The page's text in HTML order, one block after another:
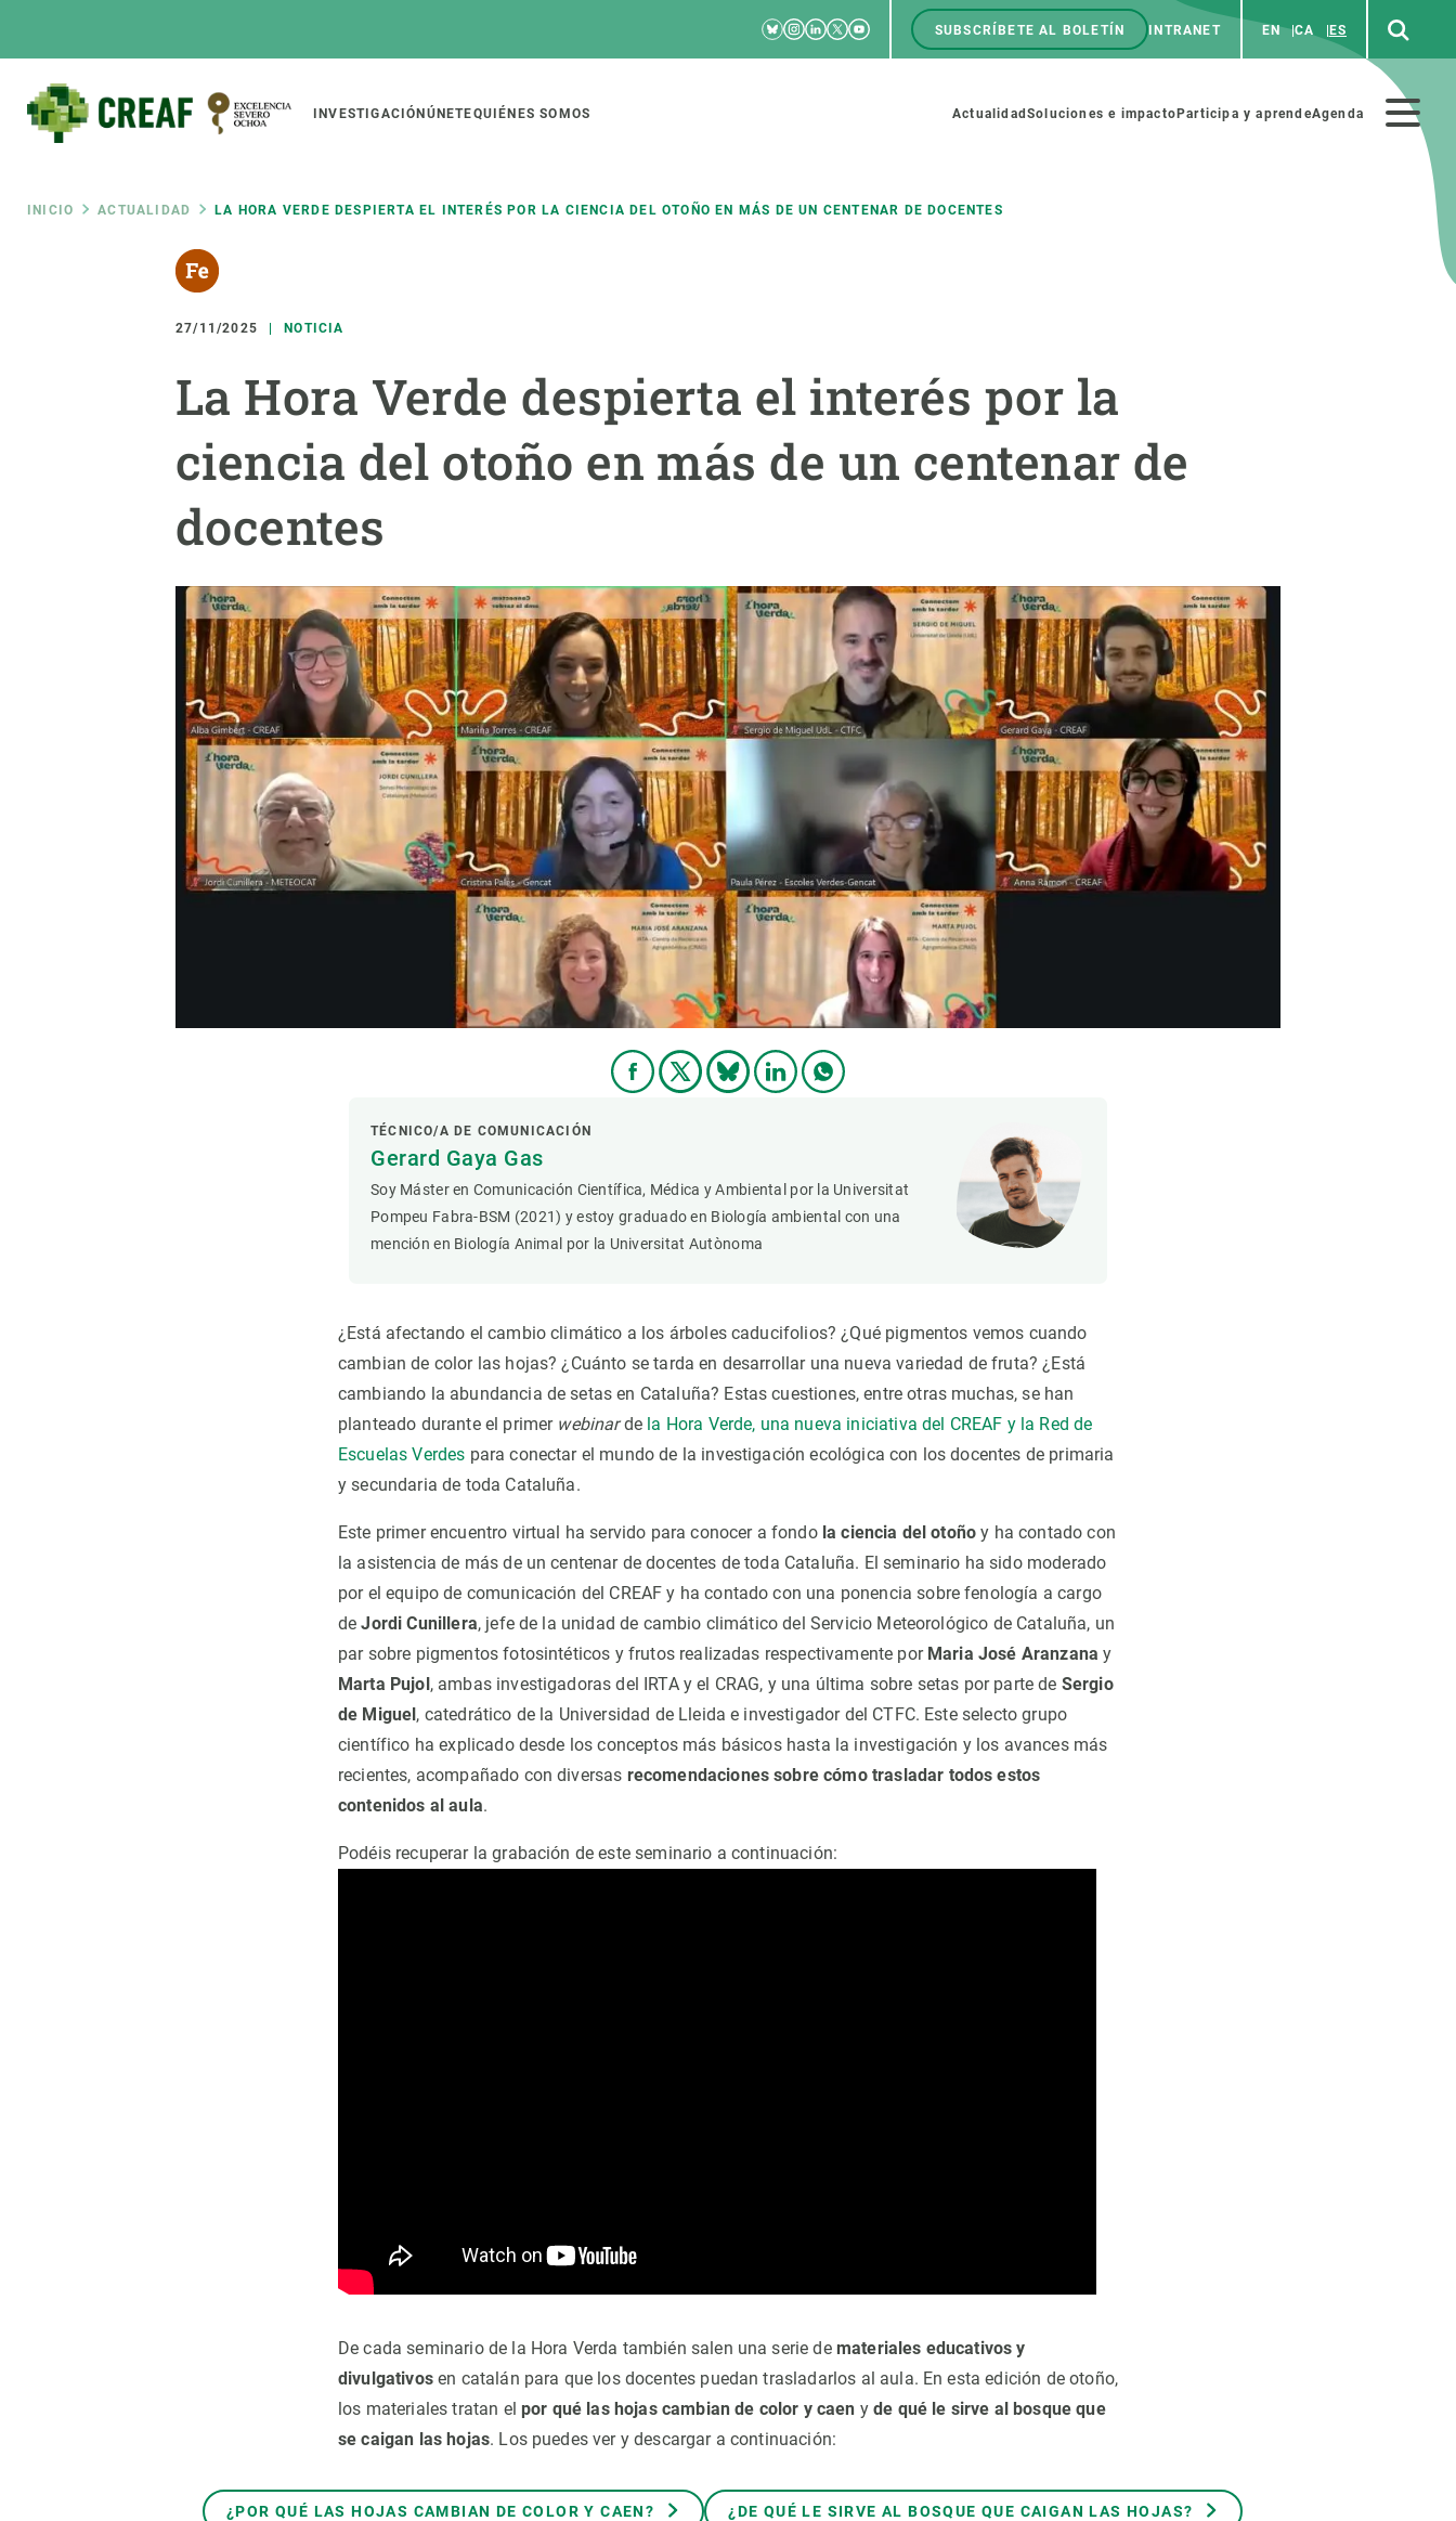
RRSS
Bluesky
Instagram
Linkedin
TwitterYoutube
Menú
top
SUBSCRÍBETE AL BOLETÍN INTRANET EN CA ES
Main
navigation
INVESTIGACIÓN ÚNETEQUIÉNES SOMOS
Menú
secundario
Actualidad Soluciones e impacto Participa y aprendeAgenda
Ruta
INICIO ACTUALIDAD LA HORA VERDE DESPIERTA EL INTERÉS POR LA CIENCIA DEL OTOÑO EN MÁS DE UN CENTENAR DE DOCENTES
27/11/2025 NOTICIA
La Hora Verde despierta el interés por la
ciencia del otoño en más de un centenar de
docentes
TÉCNICO/A DE COMUNICACIÓN
Gerard Gaya Gas
Soy Máster en Comunicación Científica, Médica y Ambiental por la Universitat
Pompeu Fabra-BSM (2021) y estoy graduado en Biología ambiental con una
mención en Biología Animal por la Universitat Autònoma
¿Está afectando el cambio climático a los árboles caducifolios? ¿Qué pigmentos vemos cuando
cambian de color las hojas? ¿Cuánto se tarda en desarrollar una nueva variedad de fruta? ¿Está
cambiando la abundancia de setas en Cataluña? Estas cuestiones, entre otras muchas, se han
planteado durante el primer webinarde la Hora Verde, una nueva iniciativa del CREAF y la Red de
Escuelas Verdes para conectar el mundo de la investigación ecológica con los docentes de primaria
y secundaria de toda Cataluña.
Este primer encuentro virtual ha servido para conocer a fondo la ciencia del otoño y ha contado con
la asistencia de más de un centenar de docentes de toda Cataluña. El seminario ha sido moderado
por el equipo de comunicación del CREAF y ha contado con una ponencia sobre fenología a cargo
deJordi Cunillera, jefe de la unidad de cambio climático del Servicio Meteorológico de Cataluña, un
par sobre pigmentos fotosintéticos y frutos realizadas respectivamente por Maria José Aranzana y
Marta Pujol, ambas investigadoras del IRTA y el CRAG, y una última sobre setas por parte de Sergio
de Miguel, catedrático de la Universidad de Lleida e investigador del CTFC. Este selecto grupo
científico ha explicado desde los conceptos más básicos hasta la investigación y los avances más
recientes, acompañado con diversas recomendaciones sobre cómo trasladar todos estos
contenidos al aula.
Podéis recuperar la grabación de este seminario a continuación:
De cada seminario de la Hora Verda también salen una serie de materiales educativos y
divulgativosen catalán para que los docentes puedan trasladarlos al aula. En esta edición de otoño,
los materiales tratan elpor qué las hojas cambian de color y caen yde qué le sirve al bosque que
se caigan las hojas. Los puedes ver y descargar a continuación:
¿POR QUÉ LAS HOJAS CAMBIAN DE COLOR Y CAEN? ¿DE QUÉ LE SIRVE AL BOSQUE QUE CAIGAN LAS HOJAS?
Featured
responsive
Responsive
menu
SOBRE NOSOTROS
Organización institucional
Oficina de prensa
Ciencia abierta y gestión del conocimiento
Biodiversidad
Funcionamento de ecosistemas
Synthesis Actions
Soluciones
Política y gestión
Estrategia de Recursos Humanos
Oportunidades académicas
Pide tu MSCA-PF
Un lugar donde crecer
Desarrollo de carrera
Seminarios y actividades internas
Te ofrecemos formación
NOTICIAS Y AGENDA
Eventos anteriores